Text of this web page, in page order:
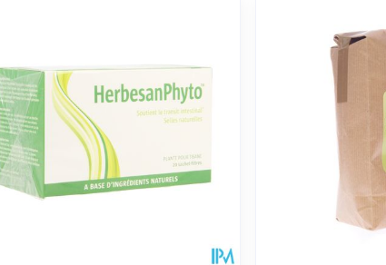
en maximale prijswaarden aan te passen.